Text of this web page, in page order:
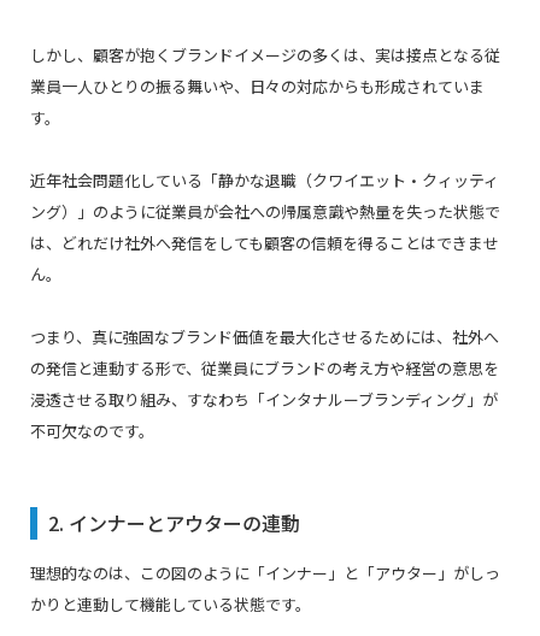
しかし、顧客が抱くブランドイメージの多くは、実は接点となる従
業員一人ひとりの振る舞いや、日々の対応からも形成されていま
す。
近年社会問題化している「静かな退職（クワイエット・クィッティ
ング）」のように従業員が会社への帰属意識や熱量を失った状態で
は、どれだけ社外へ発信をしても顧客の信頼を得ることはできませ
ん。
つまり、真に強固なブランド価値を最大化させるためには、社外へ
の発信と連動する形で、従業員にブランドの考え方や経営の意思を
浸透させる取り組み、すなわち「インタナルーブランディング」が
不可欠なのです。
2. インナーとアウターの連動
理想的なのは、この図のように「インナー」と「アウター」がしっ
かりと連動して機能している状態です。